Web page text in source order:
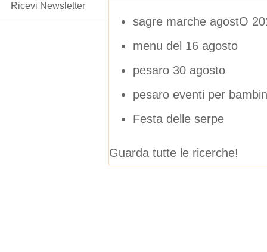
sagre marche agostO
menu del 16 agosto
pesaro 30 agosto
pesaro eventi per
Festa delle serpe
Guarda tutte le ricerche!
Ricevi Newsletter